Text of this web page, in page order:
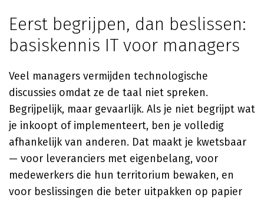
Eerst begrijpen, dan beslissen:
basiskennis IT voor managers
Veel managers vermijden technologische
discussies omdat ze de taal niet spreken.
Begrijpelijk, maar gevaarlijk. Als je niet begrijpt wat
je inkoopt of implementeert, ben je volledig
afhankelijk van anderen. Dat maakt je kwetsbaar
— voor leveranciers met eigenbelang, voor
medewerkers die hun territorium bewaken, en
voor beslissingen die beter uitpakken op papier